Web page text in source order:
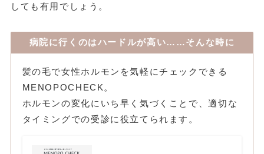
しても有用でしょう。
病院に行くのはハードルが高い……そんな時に
髪の毛で女性ホルモンを気軽にチェックできる
MENOPOCHECK。
ホルモンの変化にいち早く気づくことで、適切な
タイミングでの受診に役立てられます。